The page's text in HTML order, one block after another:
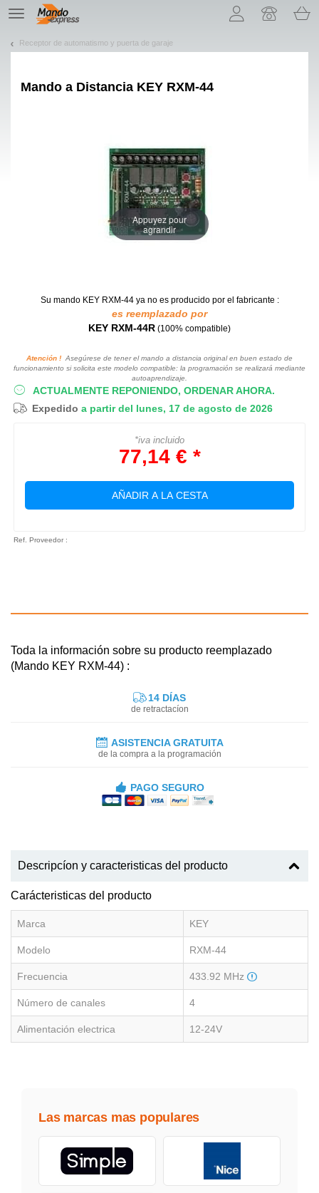
TE
navigation
Receptor de automatismo y puerta de garaje
Mando a Distancia KEY RXM-44
Appuyez pour
agrandir
Su mando KEY RXM-44 ya no es producido por el fabricante :
es reemplazado por
KEY RXM-44R (100% compatible)
Atención ! Asegúrese de tener el mando a distancia original en buen estado de
funcionamiento si solicita este modelo compatible: la programación se realizará mediante
autoaprendizaje.
ACTUALMENTE REPONIENDO, ORDENAR AHORA.
Expedido a partir del lunes, 17 de agosto de 2026
*iva incluido
77,14 € *
AÑADIR A LA CESTA
Ref. Proveedor :
Toda la información sobre su producto reemplazado
(Mando KEY RXM-44) :
14 DÍAS
de retractacíon
ASISTENCIA GRATUITA
de la compra a la programación
PAGO SEGURO
Descripcíon y caracteristicas del producto
Carácteristicas del producto
Marca KEY
Modelo RXM-44
Frecuencia 433.92 MHz
Número de canales 4
Alimentación electrica 12-24V
Las marcas mas populares
¡Permítenos presentarte nuestras cookies!